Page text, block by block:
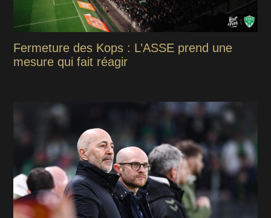
Fermeture des Kops : L’ASSE prend une
mesure qui fait réagir